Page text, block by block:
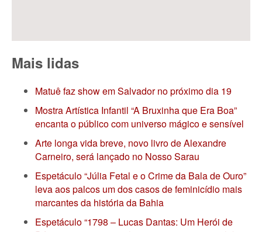
Mais lidas
Matuê faz show em Salvador no próximo dia 19
Mostra Artística Infantil “A Bruxinha que Era Boa”
encanta o público com universo mágico e sensível
Arte longa vida breve, novo livro de Alexandre
Carneiro, será lançado no Nosso Sarau
Espetáculo “Júlia Fetal e o Crime da Bala de Ouro”
leva aos palcos um dos casos de feminicídio mais
marcantes da história da Bahia
Espetáculo “1798 – Lucas Dantas: Um Herói de